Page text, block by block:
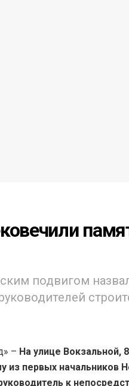
подвигом
– На улице Вокзальной,
из первых начальников
к